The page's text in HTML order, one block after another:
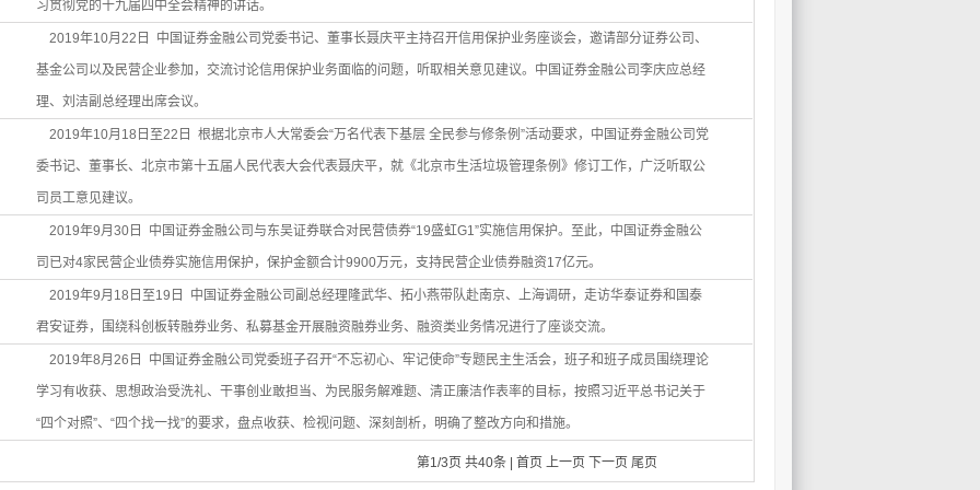
习贯彻党的十九届四中全会精神的讲话。
2019年10月22日 中国证券金融公司党委书记、董事长聂庆平主持召开信用保护业务座谈会，邀请部分证券公司、
基金公司以及民营企业参加，交流讨论信用保护业务面临的问题，听取相关意见建议。中国证券金融公司李庆应总经
理、刘洁副总经理出席会议。
2019年10月18日至22日 根据北京市人大常委会“万名代表下基层 全民参与修条例”活动要求，中国证券金融公司党
委书记、董事长、北京市第十五届人民代表大会代表聂庆平，就《北京市生活垃圾管理条例》修订工作，广泛听取公
司员工意见建议。
2019年9月30日 中国证券金融公司与东吴证券联合对民营债券“19盛虹G1”实施信用保护。至此，中国证券金融公
司已对4家民营企业债券实施信用保护，保护金额合计9900万元，支持民营企业债券融资17亿元。
2019年9月18日至19日 中国证券金融公司副总经理隆武华、拓小燕带队赴南京、上海调研，走访华泰证券和国泰
君安证券，围绕科创板转融券业务、私募基金开展融资融券业务、融资类业务情况进行了座谈交流。
2019年8月26日 中国证券金融公司党委班子召开“不忘初心、牢记使命”专题民主生活会，班子和班子成员围绕理论
学习有收获、思想政治受洗礼、干事创业敢担当、为民服务解难题、清正廉洁作表率的目标，按照习近平总书记关于
“四个对照”、“四个找一找”的要求，盘点收获、检视问题、深刻剖析，明确了整改方向和措施。
第1/3页 共40条 | 首页 上一页 下一页 尾页